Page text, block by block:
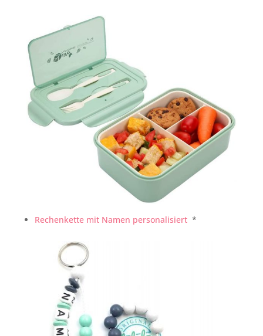
Rechenkette mit Namen personalisiert *